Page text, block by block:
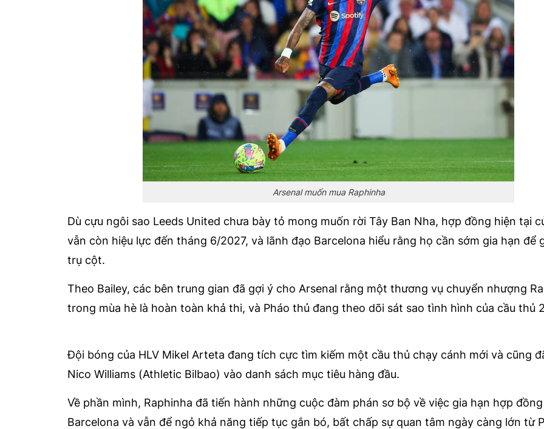
Arsenal muốn mua Raphinha
Dù cựu ngôi sao Leeds United chưa bày tỏ mong muốn rời Tây Ban Nha, hợp đồng hiện tại
vẫn còn hiệu lực đến tháng 6/2027, và lãnh đạo Barcelona hiểu rằng họ cần sớm gia hạn để
trụ cột.
Theo Bailey, các bên trung gian đã gợi ý cho Arsenal rằng một thương vụ chuyển nhượng
trong mùa hè là hoàn toàn khả thi, và Pháo thủ đang theo dõi sát sao tình hình của cầu thủ
Đội bóng của HLV Mikel Arteta đang tích cực tìm kiếm một cầu thủ chạy cánh mới và cũng
Nico Williams (Athletic Bilbao) vào danh sách mục tiêu hàng đầu.
Về phần mình, Raphinha đã tiến hành những cuộc đàm phán sơ bộ về việc gia hạn hợp
Barcelona và vẫn để ngỏ khả năng tiếp tục gắn bó, bất chấp sự quan tâm ngày càng lớn từ